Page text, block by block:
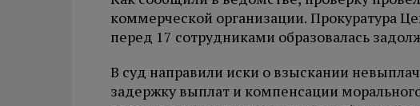
коммерческой организации. Прокуратура
перед 17 сотрудниками образовалась
В суд направили иски о взыскании
задержку выплат и компенсации